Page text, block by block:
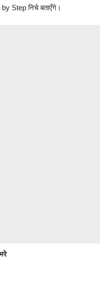
Step निचे बताएँगे।